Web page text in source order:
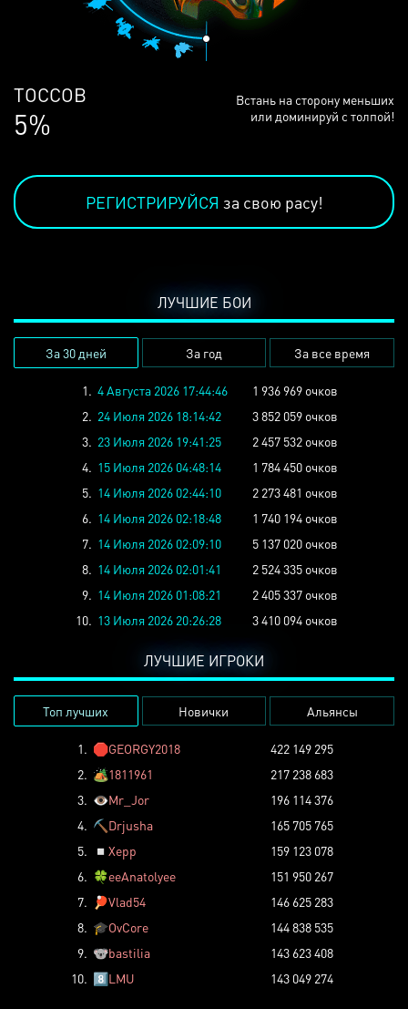
ЛЮДЕЙ
69%
Встань на сторону меньших
или доминируй с толпой!
РЕГИСТРИРУЙСЯ за свою расу!
ЛУЧШИЕ БОИ
За 30 дней За год За все время
1. 4 Августа 2026 17:44:46
1 936 969 очков
2. 24 Июля 2026 18:14:42
3 852 059 очков
3. 23 Июля 2026 19:41:25
2 457 532 очков
4. 15 Июля 2026 04:48:14
1 784 450 очков
5. 14 Июля 2026 02:44:10
2 273 481 очков
6. 14 Июля 2026 02:18:48
1 740 194 очков
7. 14 Июля 2026 02:09:10
5 137 020 очков
8. 14 Июля 2026 02:01:41
2 524 335 очков
9. 14 Июля 2026 01:08:21
2 405 337 очков
10. 13 Июля 2026 20:26:28 3 410 094 очков
ЛУЧШИЕ ИГРОКИ
Топ лучших Новички Альянсы
1. 🛑GEORGY2018
422 149 295
2. 🏕️1811961
217 238 683
3. 👁️Mr_Jor
196 114 376
4. ⛏️ Drjusha
165 705 765
5.
◽ Xepp
159 123 078
6. 🍀eeAnatolyee
151 950 267
7.
🏓Vlad54
146 625 283
8. 🎓OvCore
144 838 535
9. 🐨bastilia
143 623 408
10. 8️⃣LMU 143 049 274